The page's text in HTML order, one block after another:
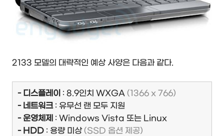
2133 모델의 대략적인 예상 사양은 다음과 같다.
- 디스플레이 : 8.9인치 WXGA (1366 x 766)
- 네트워크: 유무선 랜 모두 지원
- 운영체제 : Windows Vista 또는 Linux
- HDD : 용량 미상(SSD 옵션 제공)